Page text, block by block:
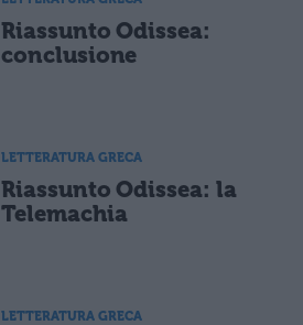
Riassunto Odissea:
conclusione
LETTERATURA GRECA
Riassunto Odissea: la
Telemachia
LETTERATURA GRECA